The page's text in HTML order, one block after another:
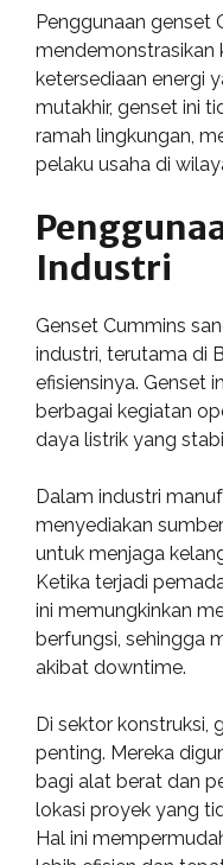
Penggunaan genset
mendemonstrasikan
ketersediaan energi
mutakhir, genset ini
ramah lingkungan,
pelaku usaha di
Industri
Genset Cummins
industri, terutama di
efisiensinya. Genset
berbagai kegiatan
daya listrik yang
Dalam industri
menyediakan
untuk menjaga
Ketika terjadi
ini memungkinkan
berfungsi, sehingga
akibat downtime.
Di sektor konstruksi,
penting. Mereka
bagi alat berat dan
lokasi proyek yang
Hal ini